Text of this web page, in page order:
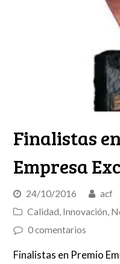
Finalistas
Empresa
24/10/2016
acf
Calidad, Innovación,
0 comentarios
Finalistas en Premio